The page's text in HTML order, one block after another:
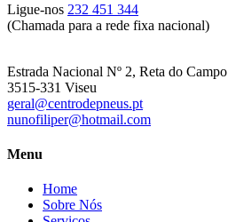
Ligue-nos 232 451 344
(Chamada para a rede fixa nacional)
Estrada Nacional Nº 2, Reta do Campo
3515-331 Viseu
geral@centrodepneus.pt
nunofiliper@hotmail.com
Menu
Home
Sobre Nós